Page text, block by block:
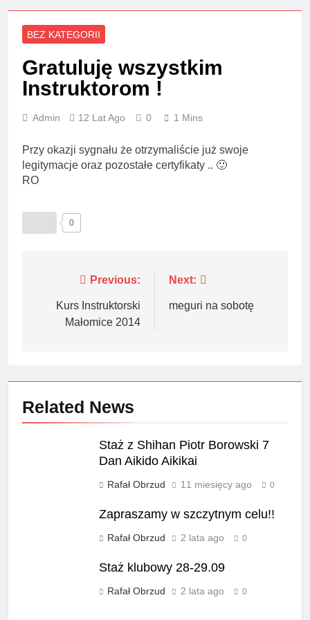
BEZ KATEGORII
Gratuluję wszystkim
Instruktorom !
Admin 12 Lat Ago 0 1 Mins
Przy okazji sygnału że otrzymaliście już swoje
legitymacje oraz pozostałe certyfikaty .. 🙂
RO
0
Nawigacja
wpisu
Previous:
Kurs Instruktorski
Małomice 2014
Next:
meguri na sobotę
Related News
Staż z Shihan Piotr Borowski 7
Dan Aikido Aikikai
Rafał Obrzud 11 miesięcy ago 0
Zapraszamy w szczytnym celu!!
Rafał Obrzud 2 lata ago 0
Staż klubowy 28-29.09
Rafał Obrzud 2 lata ago 0